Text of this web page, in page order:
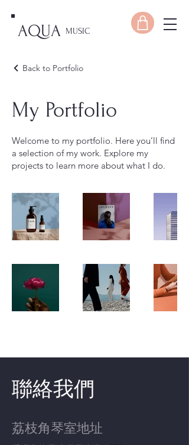
AQUA MUSIC
Back to Portfolio
My Portfolio
Welcome to my portfolio. Here you’ll find
a selection of my work. Explore my
projects to learn more about what I do.
聯絡我們
荔枝角琴室地址